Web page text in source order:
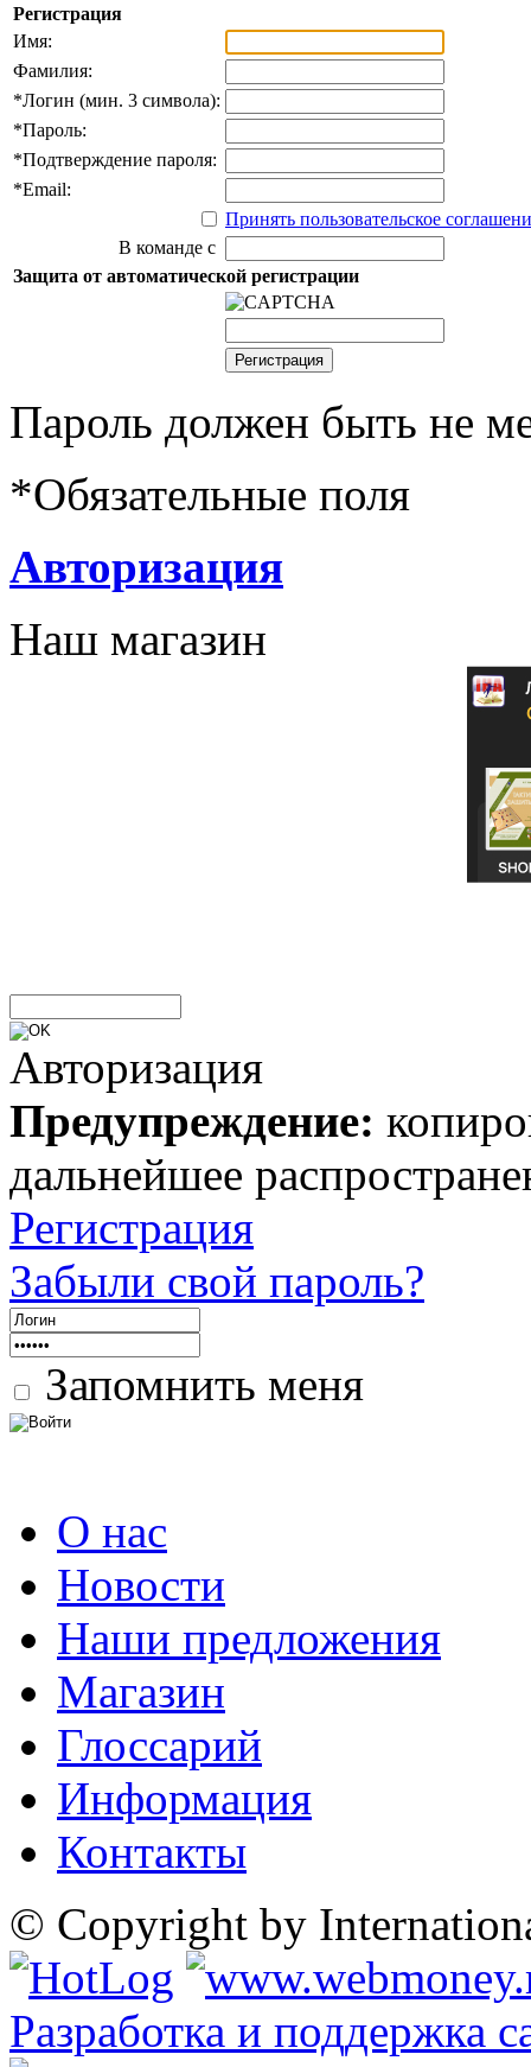
Регистрация
Имя:
Фамилия:
*Логин (мин. 3 символа):
*Пароль:
*Подтверждение пароля:
*Email:
Принять пользовательское
В команде с
Защита от автоматической регистрации
Пароль должен быть не
*Обязательные поля
Авторизация
Наш магазин
Авторизация
Предупреждение:
дальнейшее
Регистрация
Забыли свой пароль?
Запомнить меня
О нас
Новости
Наши предложения
Магазин
Глоссарий
Информация
Контакты
© Copyright by
Разработка и поддержка